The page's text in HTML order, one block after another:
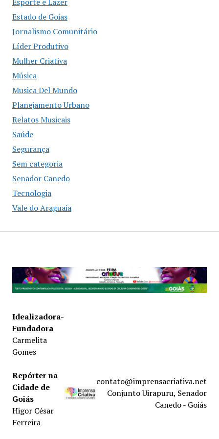
Estado de Goias
Jornalismo Comunitário
Líder Produtivo
Mulher Criativa
Música
Musica Del Mundo
Planejamento Urbano
Relatos Musicais
Saúde
Segurança
Sem categoria
Senador Canedo
Tecnologia
Vale do Araguaia
Idealizadora-
Fundadora
Carmelita
Gomes
Repórter na
Cidade de
Goiás
Higor César
Ferreira
contato@imprensacriativa.net
Conjunto Uirapuru, Senador
Canedo - Goiás